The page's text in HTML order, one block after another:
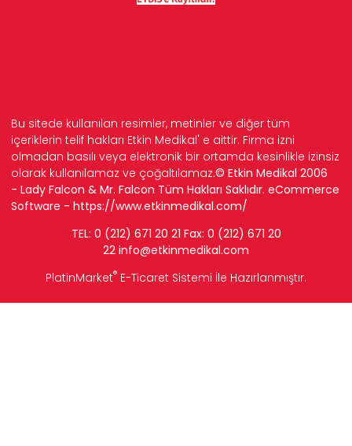
Bu sitede kullanılan resimler, metinler ve diğer tüm
içeriklerin telif hakları Etkin Medikal' e aittir. Firma izni
olmadan basılı veya elektronik bir ortamda kesinlikle izinsiz
olarak kullanılamaz ve çoğaltılamaz.© Etkin Medikal 2006
- Lady Falcon & Mr. Falcon Tüm Hakları Saklıdır. eCommerce
Software - https://www.etkinmedikal.com/
TEL: 0 (212) 671 20 21 Fax: 0 (212) 671 20
22 info@etkinmedikal.com
PlatinMarket® E-Ticaret Sistemi İle Hazırlanmıştır.